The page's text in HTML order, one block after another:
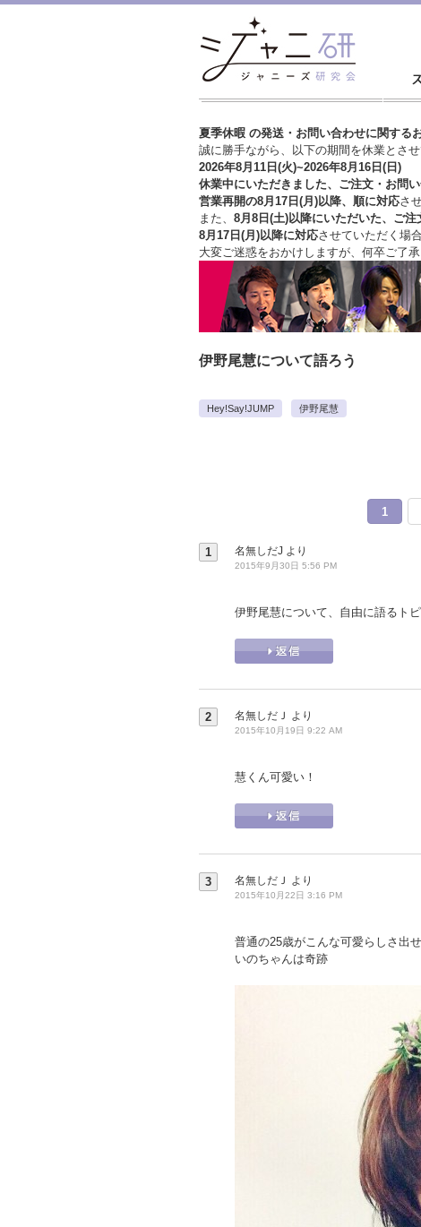
夏季休暇 の発送・お問い合わせに関する
誠に勝手ながら、以下の期間を休業とさせ
2026年8月11日(火)~2026年8月16日(日)
休業中にいただきました、ご注文・お問い
営業再開の8月17日(月)以降、順に対応さ
また、 8月8日(土)以降にいただいた、ご注
8月17日(月)以降に対応させていただく場
大変ご迷惑をおかけしますが、 何卒ご了
伊野尾慧について語ろう
Hey!Say!JUMP 伊野尾慧
1
1 名無しだJ より
2015年9月30日 5:56 PM
伊野尾慧について、自由に語るトピ
2 名無しだＪ より
2015年10月19日 9:22 AM
慧くん可愛い！
3 名無しだＪ より
2015年10月22日 3:16 PM
普通の25歳がこんな可愛らしさ出
いのちゃんは奇跡